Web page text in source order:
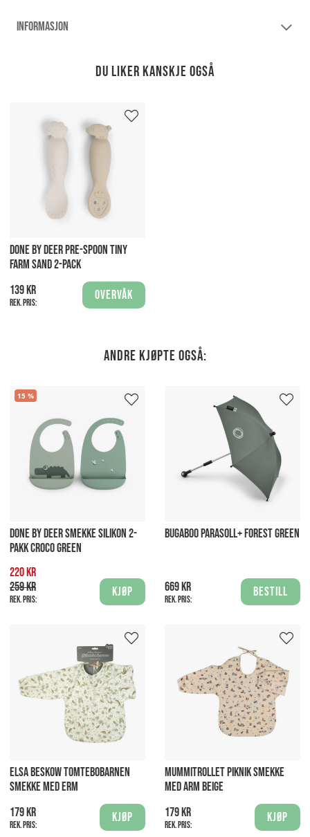
INFORMASJON
Du liker kanskje også
DONE BY DEER PRE-SPOON TINY
FARM SAND 2-PACK
139 kr
Rek. pris:
Overvåk
Andre kjøpte også:
15
DONE BY DEER SMEKKE SILIKON 2-
PAKK CROCO GREEN
220 kr
259 kr
Rek. pris:
Kjøp
BUGABOO PARASOLL+ FOREST GREEN
669 kr
Rek. pris:
Bestill
ELSA BESKOW TOMTEBOBARNEN
SMEKKE MED ERM
179 kr
Rek. pris:
Kjøp
MUMMITROLLET PIKNIK SMEKKE
MED ARM BEIGE
179 kr
Rek. pris:
Kjøp